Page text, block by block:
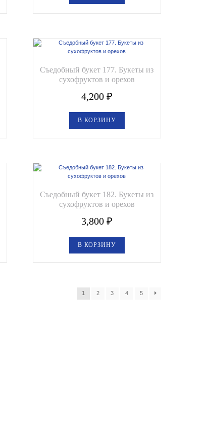
Съедобный букет 177. Букеты из
сухофруктов и орехов
4,200 ₽
В КОРЗИНУ
Съедобный букет 182. Букеты из
сухофруктов и орехов
3,800 ₽
В КОРЗИНУ
1 2 3 4 5